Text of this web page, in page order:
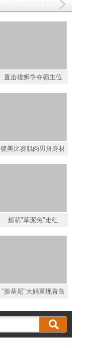
直击雄狮争夺霸主位
健美比赛肌肉男拼身材
超萌"草泥兔"走红
"脸基尼"大妈重现青岛